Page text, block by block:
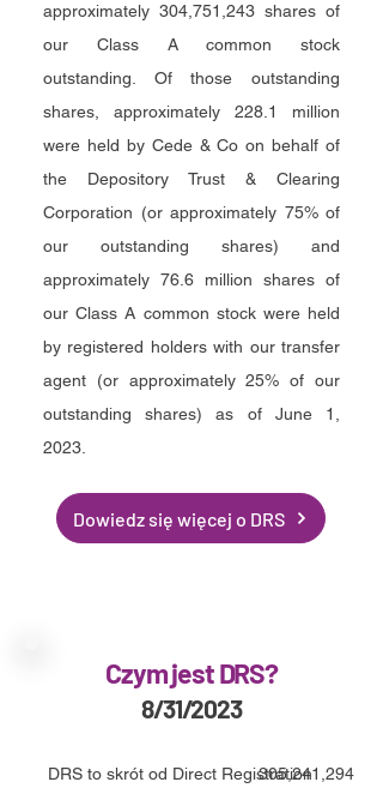
approximately 304,751,243 shares of
our Class A common stock
outstanding. Of those outstanding
shares, approximately 228.1 million
were held by Cede & Co on behalf of
the Depository Trust & Clearing
Corporation (or approximately 75% of
our outstanding shares) and
approximately 76.6 million shares of
our Class A common stock were held
by registered holders with our transfer
agent (or approximately 25% of our
outstanding shares) as of June 1,
2023.
Dowiedz się więcej o DRS
Czym jest DRS?
8/31/2023
305,241,294
DRS to skrót od Direct Registration